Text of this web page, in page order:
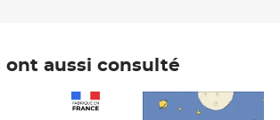
ont aussi consulté
Prix 7,50€